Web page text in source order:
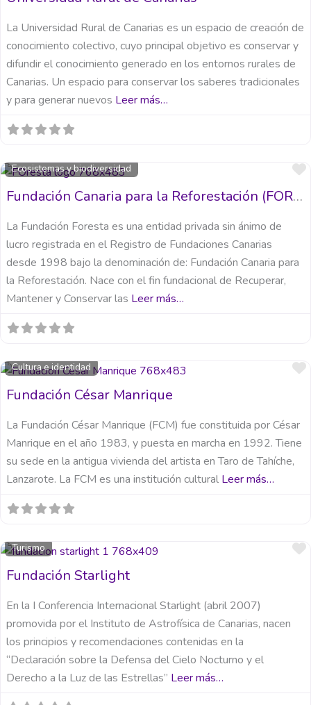
La Universidad Rural de Canarias es un espacio de creación de
conocimiento colectivo, cuyo principal objetivo es conservar y
difundir el conocimiento generado en los entornos rurales de
Canarias. Un espacio para conservar los saberes tradicionales
y para generar nuevos Leer más…
Ecosistemas y biodiversidad
Fundación Canaria para la Reforestación (FORESTA)
La Fundación Foresta es una entidad privada sin ánimo de
lucro registrada en el Registro de Fundaciones Canarias
desde 1998 bajo la denominación de: Fundación Canaria para
la Reforestación. Nace con el fin fundacional de Recuperar,
Mantener y Conservar las Leer más…
Cultura e identidad
Fundación César Manrique
La Fundación César Manrique (FCM) fue constituida por César
Manrique en el año 1983, y puesta en marcha en 1992. Tiene
su sede en la antigua vivienda del artista en Taro de Tahíche,
Lanzarote. La FCM es una institución cultural Leer más…
Turismo
Fundación Starlight
En la I Conferencia Internacional Starlight (abril 2007)
promovida por el Instituto de Astrofísica de Canarias, nacen
los principios y recomendaciones contenidas en la
“Declaración sobre la Defensa del Cielo Nocturno y el
Derecho a la Luz de las Estrellas” Leer más…